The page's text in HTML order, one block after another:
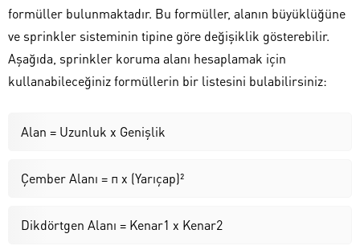
formüller bulunmaktadır. Bu formüller, alanın büyüklüğüne
ve sprinkler sisteminin tipine göre değişiklik gösterebilir.
Aşağıda, sprinkler koruma alanı hesaplamak için
kullanabileceğiniz formüllerin bir listesini bulabilirsiniz:
Alan = Uzunluk x Genişlik
Çember Alanı = π x (Yarıçap)²
Dikdörtgen Alanı = Kenar1 x Kenar2